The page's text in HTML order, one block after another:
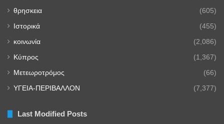
θρησκεια (605)
Ιστορικά (455)
κοινωνία (2,086)
Κύπρος (1,367)
Μετεωροτρόμος (66)
ΥΓΕΙΑ-ΠΕΡΙΒΑΛΛΟΝ (7,377)
Last Modified Posts